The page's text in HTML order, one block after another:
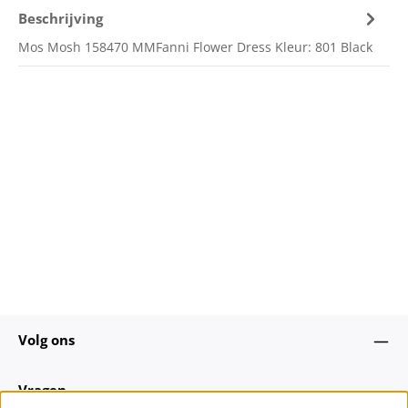
Beschrijving
Mos Mosh 158470 MMFanni Flower Dress Kleur: 801 Black
Volg ons
Vragen